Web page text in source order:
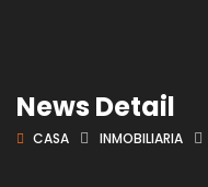
News Detail
CASA INMOBILIARIA